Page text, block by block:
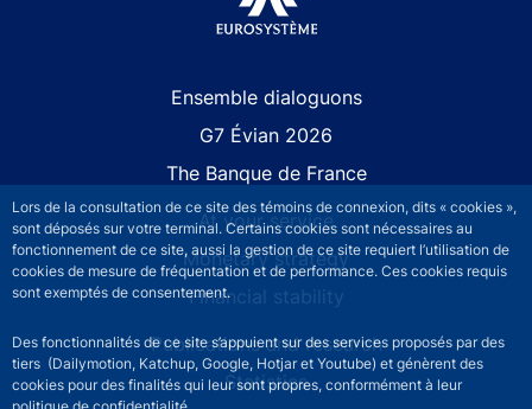
Lors de la consultation de ce site des témoins de connexion, dits « cookies »,
sont déposés sur votre terminal. Certains cookies sont nécessaires au
fonctionnement de ce site, aussi la gestion de ce site requiert l’utilisation de
cookies de mesure de fréquentation et de performance. Ces cookies requis
sont exemptés de consentement.
Des fonctionnalités de ce site s’appuient sur des services proposés par des
tiers (Dailymotion, Katchup, Google, Hotjar et Youtube) et génèrent des
cookies pour des finalités qui leur sont propres, conformément à leur
Ensemble dialoguons
G7 Évian 2026
The Banque de France
At your service
Monetary strategy
Financial stability
Publications and research
Statistics